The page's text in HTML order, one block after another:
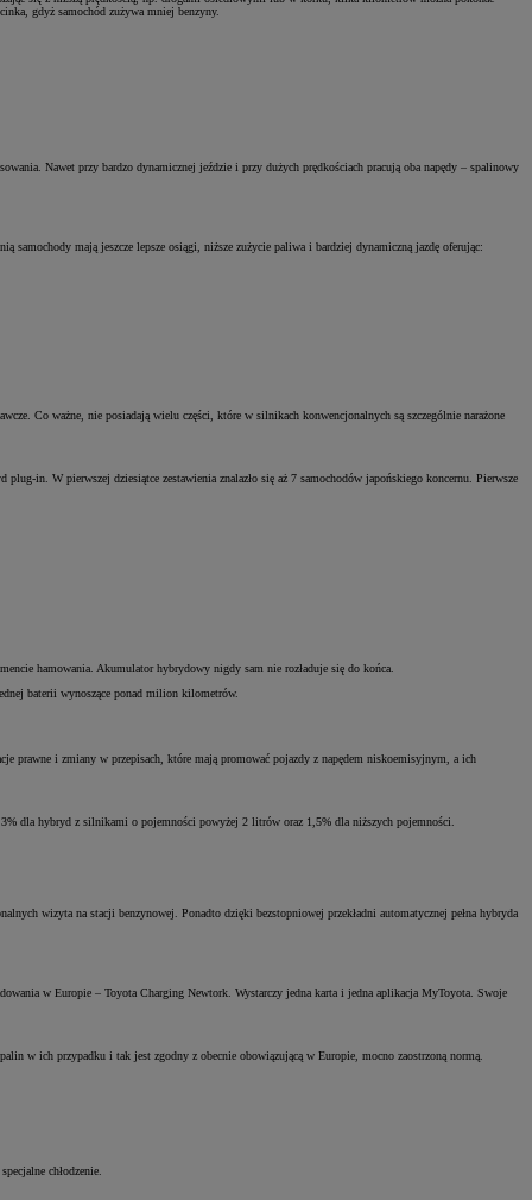
gdyż samochód zużywa mniej benzyny.
Nawet przy bardzo dynamicznej jeździe i przy dużych prędkościach pracują oba napędy – spalinowy
mają jeszcze lepsze osiągi, niższe zużycie paliwa i bardziej dynamiczną jazdę oferując:
Co ważne, nie posiadają wielu części, które w silnikach konwencjonalnych są szczególnie narażone
in. W pierwszej dziesiątce zestawienia znalazło się aż 7 samochodów japońskiego koncernu. Pierwsze
hamowania. Akumulator hybrydowy nigdy sam nie rozładuje się do końca.
baterii wynoszące ponad milion kilometrów.
prawne i zmiany w przepisach, które mają promować pojazdy z napędem niskoemisyjnym, a ich
dla hybryd z silnikami o pojemności powyżej 2 litrów oraz 1,5% dla niższych pojemności.
wizyta na stacji benzynowej. Ponadto dzięki bezstopniowej przekładni automatycznej pełna hybryda
w Europie – Toyota Charging Newtork. Wystarczy jedna karta i jedna aplikacja MyToyota. Swoje
w ich przypadku i tak jest zgodny z obecnie obowiązującą w Europie, mocno zaostrzoną normą.
chłodzenie.